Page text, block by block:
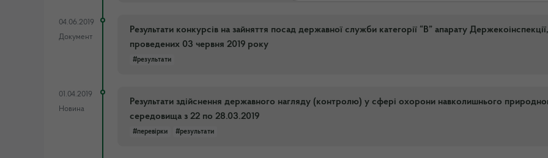
04.06.2019
Документ
Результати конкурсів на зайняття посад державної служби категорії “В” апарату Держекоінспекції,
проведених 03 червня 2019 року
#результати
01.04.2019
Новина
Результати здійснення державного нагляду (контролю) у сфері охорони навколишнього
середовища з 22 по 28.03.2019
#перевірки #результати